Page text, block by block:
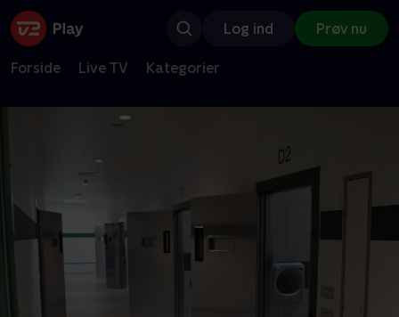
Log ind Prøv nu
Forside Live TV Kategorier